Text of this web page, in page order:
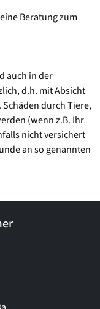
Beratung zum
auch in der
d.h. mit Absicht
durch Tiere,
(wenn z.B. Ihr
nicht versichert
an so genannten